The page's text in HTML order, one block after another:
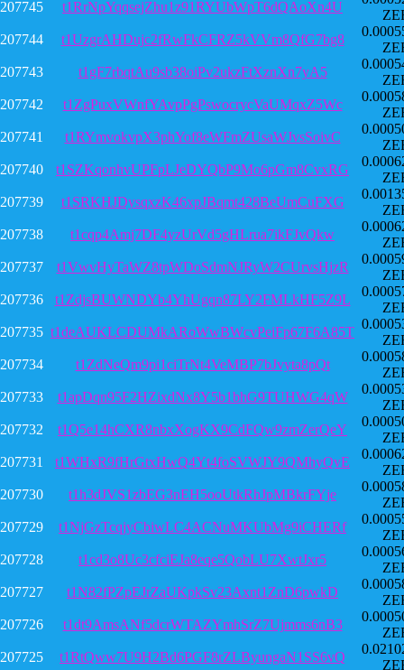
207745
t1RrNpYqqsejZhu1z91RYUbWpT6dQAoXn4U
207744
t1UzgrAHDujc2fRwFkCFRZ5kVVm8QfG7bg8
207743
t1gF7rbqtAu9sb38oiPv2ukzFtXznXn7yA5
207742
t1ZgPuxVWnfYAvpPgPswocrycVaUMqxZ5Wc
207741
t1RYmvokvpX3phYof8eWFmZUsaWJvsSoivC
207740
t1SZKqonhvUPFpLJeDYQbP9Mo6pGm8CvxRG
207739
t1SRKHJDysqxzK46xpJBqmt428BeUmCuFXG
207738
t1cqp4Amj7DF4yzUrVd5gHLrua7ikFJvQkw
207737
t1VwvHyTaWZ8tpWDoSdmNJRyW2CUrvsHjzR
207736
t1ZdjsBUWNDYb4YhUgqn87LY2FMLkHF5Z9L
207735 t1deAUKLCDUMkARoWwBWcvPeiFp67F6A85T
207734
t1ZdNeQm9pi1ciTrNt4VeMBP7bJvyta8pQt
207733
t1apDqn95F2HZixdNx8Y5b1bhG9TUHWG4qW
207732
t1Q5e14hCXR8nbxXogKX9CdFQw9zmZerQeY
207731
t1WHxR9fHrGtxHwQ4Yt4foSVWJY9QMhyQvE
207730
t1h3dJVS1zbEG3nEH5ooUtkRhJpMBkrFYje
207729
t1NjGzTcqjyCbiwLC4ACNuMKUbMg9iCHERf
207728
t1cd3o8Uc3cfciEJa8eqe5QobLU7XwtJxr5
207727
t1N82fPZpEJrZaUKpkSv23Axnt1ZnD6pwkD
207726
t1dt9AmsANf5dcrWTAZYmhSrZ7Ujmms6nB3
207725
t1RtQww7U9H2Bd6PGF8rZLByungaN1SS6vQ